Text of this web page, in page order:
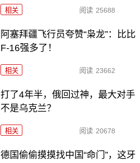
相关 阅读 25688
阿塞拜疆飞行员夸赞“枭龙”：比比
F-16强多了！
相关 阅读 23662
打了4年半，俄回过神，最大对手
不是乌克兰？
相关 阅读 20678
德国偷偷摸摸找中国“命门”，这牙